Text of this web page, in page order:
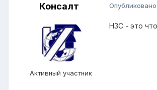
Консалт
Активный участник
Опубликовано
НЗС - это